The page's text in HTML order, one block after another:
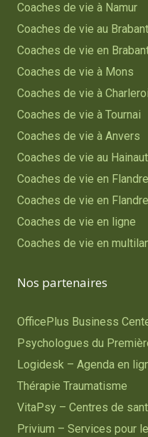
Coaches de vie à Namur
Coaches de vie au
Coaches de vie en
Coaches de vie à Mons
Coaches de vie à Charleroi
Coaches de vie à Tournai
Coaches de vie à Anvers
Coaches de vie au Hainaut
Coaches de vie en
Coaches de vie en
Coaches de vie en ligne
Coaches de vie en
Nos partenaires
OfficePlus Business
Psychologues du
Logidesk – Agenda en
Thérapie Traumatisme
VitaPsy – Centres de
Privium – Services pour